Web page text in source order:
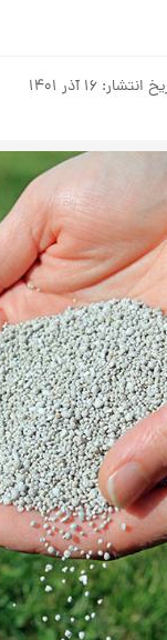
انتشار: 16 آذر 1401